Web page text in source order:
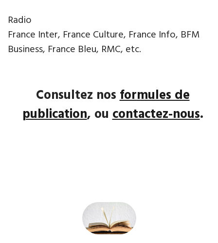
Radio
France Inter, France Culture, France Info, BFM
Business, France Bleu, RMC, etc.
Consultez nosformules de
publication, oucontactez-nous.